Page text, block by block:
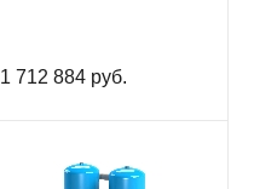
1 712 884 руб.